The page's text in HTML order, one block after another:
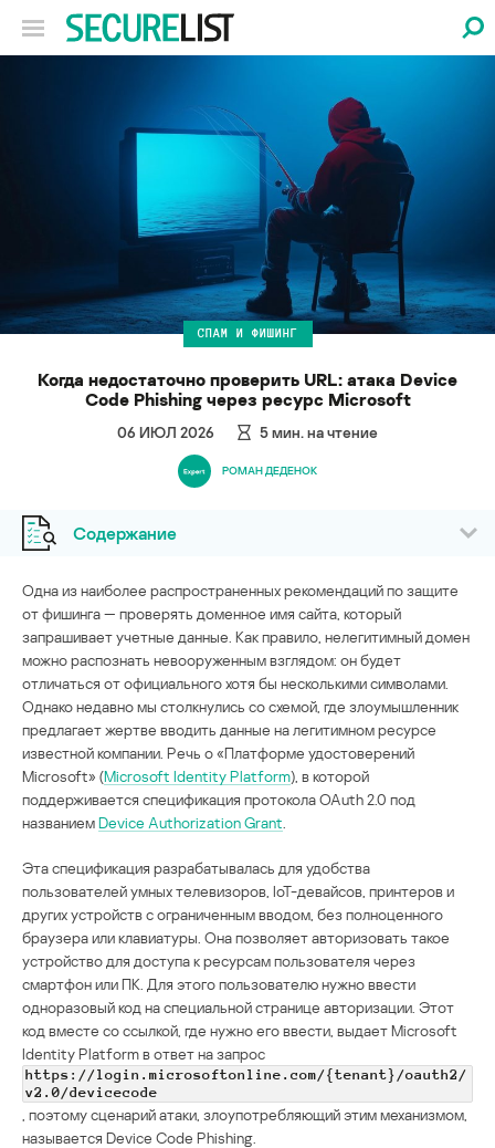
СПАМ И ФИШИНГ
Когда недостаточно проверить URL: атака Device
Code Phishing через ресурс Microsoft
06 ИЮЛ 2026 5мин. на чтение
РОМАН ДЕДЕНОК
Содержание
Одна из наиболее распространенных рекомендаций по защите
от фишинга — проверять доменное имя сайта, который
запрашивает учетные данные. Как правило, нелегитимный домен
можно распознать невооруженным взглядом: он будет
отличаться от официального хотя бы несколькими символами.
Однако недавно мы столкнулись со схемой, где злоумышленник
предлагает жертве вводить данные на легитимном ресурсе
известной компании. Речь о «Платформе удостоверений
Microsoft» (Microsoft Identity Platform), в которой
поддерживается спецификация протокола OAuth 2.0 под
названиемDevice Authorization Grant
Эта спецификация разрабатывалась для удобства
пользователей умных телевизоров, IoT-девайсов, принтеров и
других устройств с ограниченным вводом, без полноценного
браузера или клавиатуры. Она позволяет авторизовать такое
устройство для доступа к ресурсам пользователя через
смартфон или ПК. Для этого пользователю нужно ввести
одноразовый код на специальной странице авторизации. Этот
код вместе со ссылкой, где нужно его ввести, выдает Microsoft
Identity Platform в ответ на запрос
https://login.microsoftonline.com/{tenant}/oauth2/
v2.0/devicecode
, поэтому сценарий атаки, злоупотребляющий этим механизмом,
называется Device Code Phishing.